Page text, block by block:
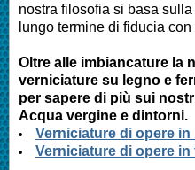
nostra filosofia si basa
lungo termine di fiducia
Oltre alle imbiancature la
verniciature su legno e
per sapere di più sui
Acqua vergine e dintorni.
Verniciature di opere in
Verniciature di opere in